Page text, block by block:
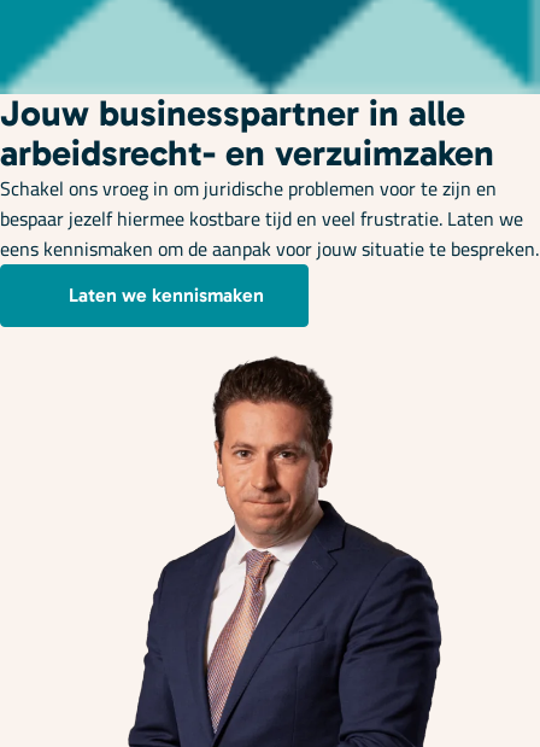
Jouw businesspartner in alle
arbeidsrecht- en verzuimzaken
Schakel ons vroeg in om juridische problemen voor te zijn en
bespaar jezelf hiermee kostbare tijd en veel frustratie. Laten we
eens kennismaken om de aanpak voor jouw situatie te bespreken.
Laten we kennismaken